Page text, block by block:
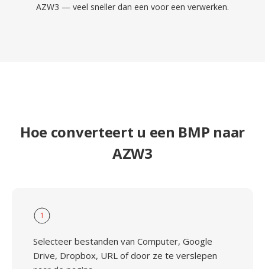
AZW3 — veel sneller dan een voor een verwerken.
Hoe converteert u een BMP naar
AZW3
1
Selecteer bestanden van Computer, Google
Drive, Dropbox, URL of door ze te verslepen